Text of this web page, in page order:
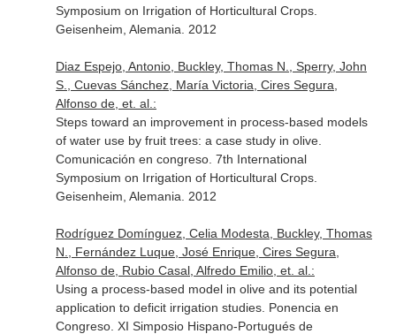
Symposium on Irrigation of Horticultural Crops.
Geisenheim, Alemania. 2012
Diaz Espejo, Antonio, Buckley, Thomas N., Sperry, John
S., Cuevas Sánchez, María Victoria, Cires Segura,
Alfonso de, et. al.:
Steps toward an improvement in process-based models
of water use by fruit trees: a case study in olive.
Comunicación en congreso. 7th International
Symposium on Irrigation of Horticultural Crops.
Geisenheim, Alemania. 2012
Rodríguez Domínguez, Celia Modesta, Buckley, Thomas
N., Fernández Luque, José Enrique, Cires Segura,
Alfonso de, Rubio Casal, Alfredo Emilio, et. al.:
Using a process-based model in olive and its potential
application to deficit irrigation studies. Ponencia en
Congreso. XI Simposio Hispano-Portugués de